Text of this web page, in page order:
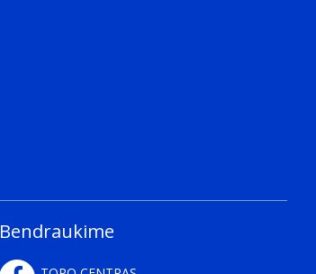
Bendraukime